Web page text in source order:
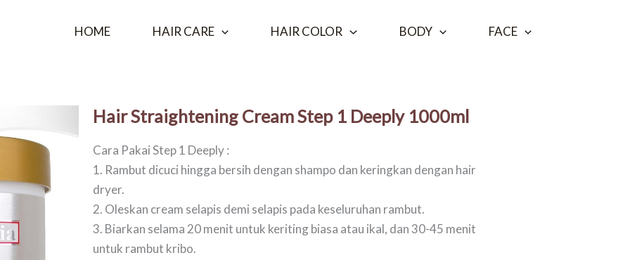
HOME HAIR CARE HAIR COLOR BODY FACE
Hair Straightening Cream Step 1 Deeply 1000ml​
Cara Pakai Step 1 Deeply :
1. Rambut dicuci hingga bersih dengan shampo dan keringkan dengan hair
dryer.
2. Oleskan cream selapis demi selapis pada keseluruhan rambut.
3. Biarkan selama 20 menit untuk keriting biasa atau ikal, dan 30-45 menit
untuk rambut kribo.